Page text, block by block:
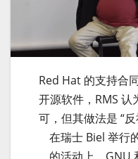
Red Hat 的支持合
开源软件，RMS 认
可，但其做法是 “反
在瑞士 Biel 举行